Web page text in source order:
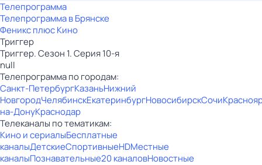
Телепрограмма
Телепрограмма в Брянске
Феникс плюс Кино
Триггер
Триггер. Сезон 1. Серия 10-я
null
Телепрограмма по городам:
Санкт-ПетербургКазаньНижний
НовгородЧелябинскЕкатеринбургНовосибирскСочи
на-ДонуКраснодар
Телеканалы по тематикам:
Кино и сериалыБесплатные
каналыДетскиеСпортивныеHDМестные
каналыПознавательные20 каналовНовостные